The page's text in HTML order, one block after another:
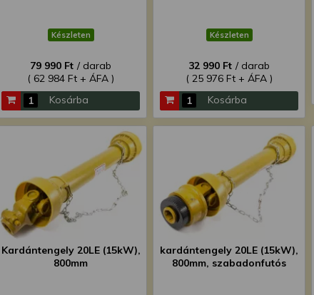
Készleten
79 990 Ft / darab
( 62 984 Ft + ÁFA )
Kosárba
Készleten
32 990 Ft / darab
( 25 976 Ft + ÁFA )
Kosárba
Kardántengely 20LE (15kW),
800mm
kardántengely 20LE (15kW),
800mm, szabadonfutós